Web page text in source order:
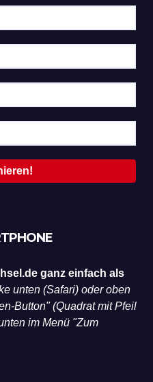
ganz einfach als
unten (Safari) oder oben
Button" (Quadrat mit Pfeil
im Menü "Zum